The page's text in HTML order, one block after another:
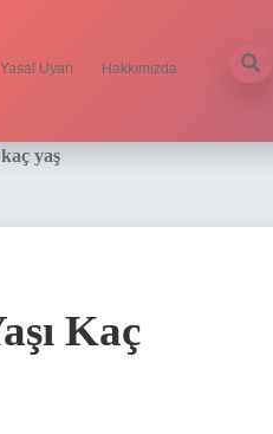
Yasal Uyarı Hakkımızda
yaş
Kaç